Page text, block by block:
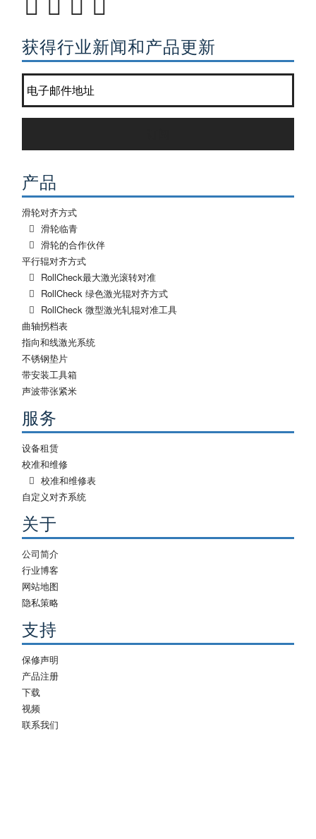
获得行业新闻和产品更新
加入我们的通讯名单? *
产品
滑轮对齐方式
滑轮临青
滑轮的合作伙伴
平行辊对齐方式
RollCheck最大激光滚转对准
RollCheck 绿色激光辊对齐方式
RollCheck 微型激光轧辊对准工具
曲轴拐档表
指向和线激光系统
不锈钢垫片
带安装工具箱
声波带张紧米
服务
设备租赁
校准和维修
校准和维修表
自定义对齐系统
关于
公司简介
行业博客
网站地图
隐私策略
支持
保修声明
产品注册
下载
视频
联系我们